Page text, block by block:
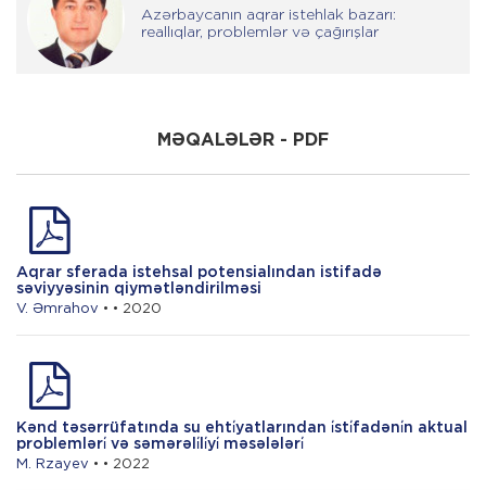
Azərbaycanın aqrar istehlak bazarı:
reallıqlar, problemlər və çağırışlar
Heyvandarlıq məhsulları bazarının
strategiyası
Qida sənayesində istehsal əlaqələrinin
tənzimlənməsi
MƏQALƏLƏR - PDF
Aqrar sferada istehsal potensialından istifadə
səviyyəsinin qiymətləndirilməsi
V. Əmrahov • • 2020
Kənd təsərrüfatında su ehti̇yatlarından i̇sti̇fadəni̇n aktual
problemləri̇ və səmərəli̇li̇yi̇ məsələləri̇
M. Rzayev • • 2022